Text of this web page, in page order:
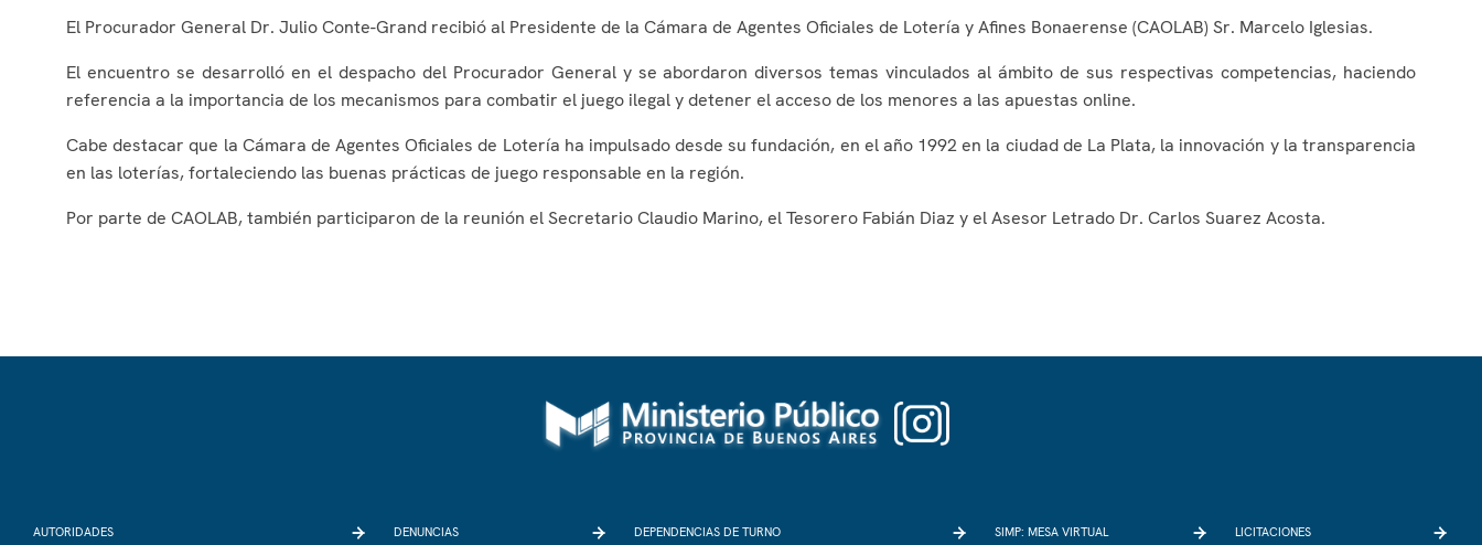
El Procurador General Dr. Julio Conte-Grand recibió al Presidente de la Cámara de Agentes Oficiales de Lotería y Afines Bonaerense (CAOLAB) Sr. Marcelo Iglesias.
El encuentro se desarrolló en el despacho del Procurador General y se abordaron diversos temas vinculados al ámbito de sus respectivas competencias, haciendo
referencia a la importancia de los mecanismos para combatir el juego ilegal y detener el acceso de los menores a las apuestas online.
Cabe destacar que la Cámara de Agentes Oficiales de Lotería ha impulsado desde su fundación, en el año 1992 en la ciudad de La Plata, la innovación y la transparencia
en las loterías, fortaleciendo las buenas prácticas de juego responsable en la región.
Por parte de CAOLAB, también participaron de la reunión el Secretario Claudio Marino, el Tesorero Fabián Diaz y el Asesor Letrado Dr. Carlos Suarez Acosta.
AUTORIDADES DENUNCIAS DEPENDENCIAS DE TURNO SIMP: MESA VIRTUAL LICITACIONES